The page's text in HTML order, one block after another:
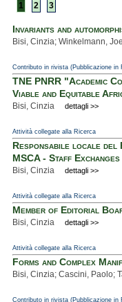
1 2 3
Invariants and
Bisi, Cinzia; Winkelmann,
Contributo in rivista (Pubblicazione in
TNE PNRR "Academic
Viable and Equitable
Bisi, Cinzia dettagli >>
Attività collegate alla Ricerca
Responsabile locale del
MSCA - Staff
Bisi, Cinzia dettagli >>
Attività collegate alla Ricerca
Member of Editorial
Bisi, Cinzia dettagli >>
Attività collegate alla Ricerca
Forms and Complex
Bisi, Cinzia; Cascini, Paolo;
Contributo in rivista (Pubblicazione in